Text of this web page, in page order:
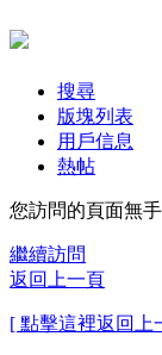
搜尋
版塊列表
用戶信息
熱帖
您訪問的頁面無
繼續訪問
返回上一頁
[ 點擊這裡返回上